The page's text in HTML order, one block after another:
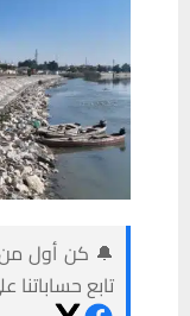
🔔 كن أول من
تابع